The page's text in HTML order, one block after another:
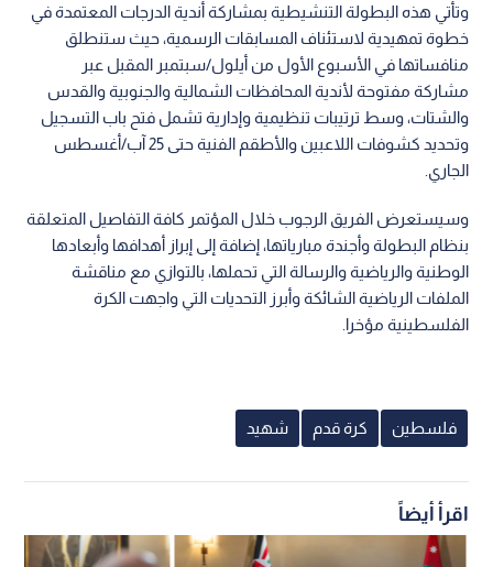
وتأتي هذه البطولة التنشيطية بمشاركة أندية الدرجات المعتمدة في
خطوة تمهيدية لاستئناف المسابقات الرسمية، حيث ستنطلق
منافساتها في الأسبوع الأول من أيلول/سبتمبر المقبل عبر
مشاركة مفتوحة لأندية المحافظات الشمالية والجنوبية والقدس
والشتات، وسط ترتيبات تنظيمية وإدارية تشمل فتح باب التسجيل
وتحديد كشوفات اللاعبين والأطقم الفنية حتى 25 آب/أغسطس
الجاري.
وسيستعرض الفريق الرجوب خلال المؤتمر كافة التفاصيل المتعلقة
بنظام البطولة وأجندة مبارياتها، إضافة إلى إبراز أهدافها وأبعادها
الوطنية والرياضية والرسالة التي تحملها، بالتوازي مع مناقشة
الملفات الرياضية الشائكة وأبرز التحديات التي واجهت الكرة
الفلسطينية مؤخرا.
فلسطين كرة قدم شهيد
اقرأ أيضاً